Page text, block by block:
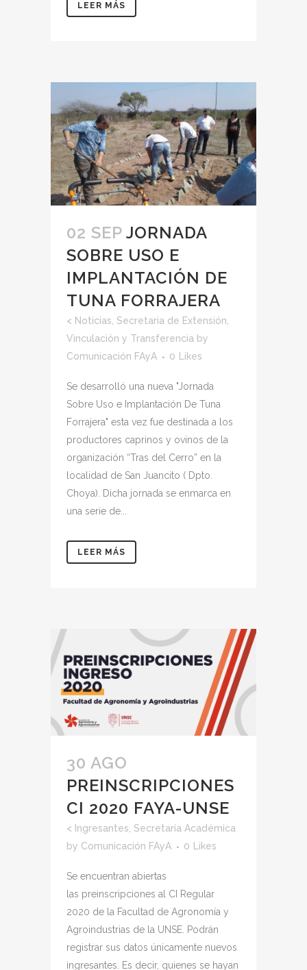
LEER MÁS
02 SEP JORNADA
SOBRE USO E
IMPLANTACIÓN DE
TUNA FORRAJERA
< Noticias, Secretaria de Extensión,
Vinculación y Transferencia by
Comunicación FAyA
0 Likes
Se desarrolló una nueva "Jornada
Sobre Uso e Implantación De Tuna
Forrajera" esta vez fue destinada a los
productores caprinos y ovinos de la
organización “Tras del Cerro” en la
localidad de San Juancito ( Dpto.
Choya). Dicha jornada se enmarca en
una serie de...
LEER MÁS
30 AGO
PREINSCRIPCIONES
CI 2020 FAYA-UNSE
< Ingresantes, Secretaría Académica
by Comunicación FAyA 0 Likes
Se encuentran abiertas
las preinscripciones al CI Regular
2020 de la Facultad de Agronomía y
Agroindustrias de la UNSE. Podrán
registrar sus datos únicamente nuevos
ingresantes. Es decir, quienes se hayan